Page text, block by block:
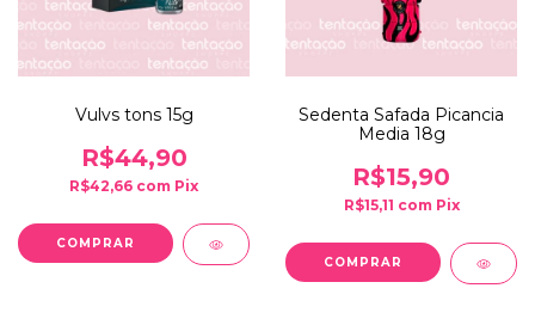
Vulvs tons 15g
R$44,90
R$42,66 com Pix
Sedenta Safada Picancia
Media 18g
R$15,90
R$15,11 com Pix